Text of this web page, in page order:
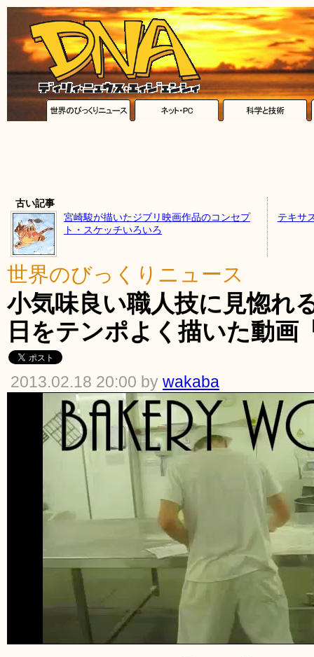
古い記事
宮崎駿が描いたジブリ映画作品のコンセプ
ト・スケッチいろいろ
テキサ
世界のびっくりニュース
小気味良い職人技に見惚れ
日をテンポよく描いた動画
2013.02.18 20:00 by wakaba